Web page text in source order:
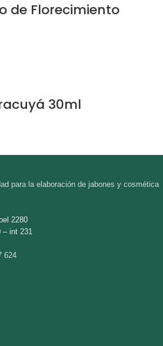
de Florecimiento
30ml
para la elaboración de jabones y cosmética
2280
– int 231
624